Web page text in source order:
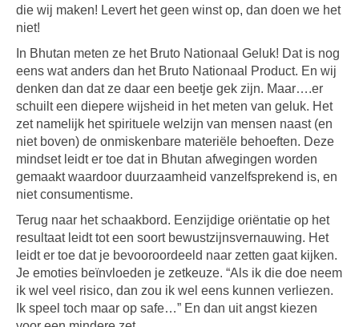
die wij maken! Levert het geen winst op, dan doen we het
niet!
In Bhutan meten ze het Bruto Nationaal Geluk! Dat is nog
eens wat anders dan het Bruto Nationaal Product. En wij
denken dan dat ze daar een beetje gek zijn. Maar….er
schuilt een diepere wijsheid in het meten van geluk. Het
zet namelijk het spirituele welzijn van mensen naast (en
niet boven) de onmiskenbare materiële behoeften. Deze
mindset leidt er toe dat in Bhutan afwegingen worden
gemaakt waardoor duurzaamheid vanzelfsprekend is, en
niet consumentisme.
Terug naar het schaakbord. Eenzijdige oriëntatie op het
resultaat leidt tot een soort bewustzijnsvernauwing. Het
leidt er toe dat je bevooroordeeld naar zetten gaat kijken.
Je emoties beïnvloeden je zetkeuze. “Als ik die doe neem
ik wel veel risico, dan zou ik wel eens kunnen verliezen.
Ik speel toch maar op safe…” En dan uit angst kiezen